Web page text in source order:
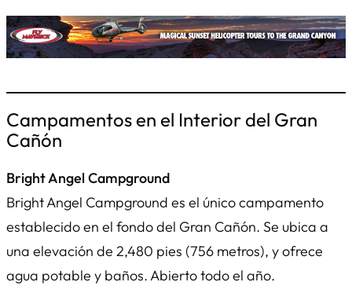
Campamentos en el Interior del Gran
Cañón
Bright Angel Campground
Bright Angel Campground es el único campamento
establecido en el fondo del Gran Cañón. Se ubica a
una elevación de 2,480 pies (756 metros), y ofrece
agua potable y baños. Abierto todo el año.